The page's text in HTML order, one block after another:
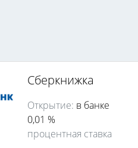
Сберкнижка
Открытие: в банке
0,01 %
процентная ставка